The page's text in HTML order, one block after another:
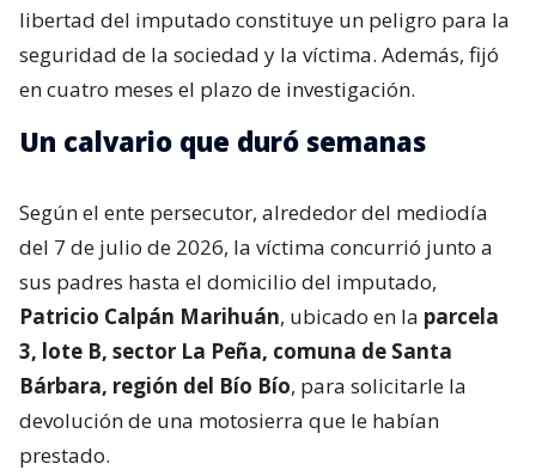
libertad del imputado constituye un peligro para la
seguridad de la sociedad y la víctima. Además, fijó
en cuatro meses el plazo de investigación.
Un calvario que duró semanas
Según el ente persecutor, alrededor del mediodía
del 7 de julio de 2026, la víctima concurrió junto a
sus padres hasta el domicilio del imputado,
Patricio Calpán Marihuán, ubicado en la parcela
3, lote B, sector La Peña, comuna de Santa
Bárbara, región del Bío Bío, para solicitarle la
devolución de una motosierra que le habían
prestado.